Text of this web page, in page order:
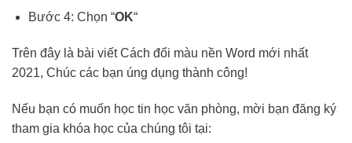
Bước 4: Chọn “OK“
Trên đây là bài viết Cách đổi màu nền Word mới nhất
2021, Chúc các bạn úng dụng thành công!
Nếu bạn có muốn học tin học văn phòng, mời bạn đăng ký
tham gia khóa học của chúng tôi tại: